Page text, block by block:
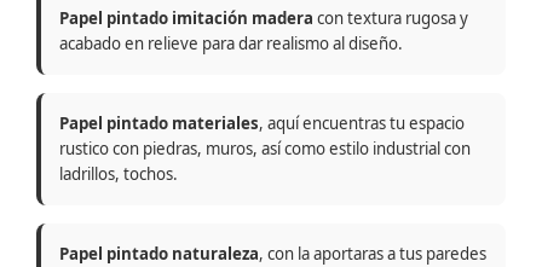
Papel pintado imitación madera con textura rugosa y
acabado en relieve para dar realismo al diseño.
Papel pintado materiales, aquí encuentras tu espacio
rustico con piedras, muros, así como estilo industrial con
ladrillos, tochos.
Papel pintado naturaleza, con la aportaras a tus paredes